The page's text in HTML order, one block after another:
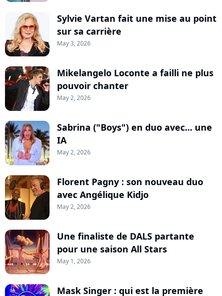
Sylvie Vartan fait une mise au point
sur sa carrière
May 3, 2026
Mikelangelo Loconte a failli ne plus
pouvoir chanter
May 2, 2026
Sabrina ("Boys") en duo avec... une
IA
May 2, 2026
Florent Pagny : son nouveau duo
avec Angélique Kidjo
May 2, 2026
Une finaliste de DALS partante
pour une saison All Stars
May 1, 2026
Mask Singer : qui est la première